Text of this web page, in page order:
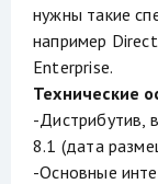
нужны такие
например
Enterprise.
Технические
-Дистрибутив,
8.1 (дата
-Основные